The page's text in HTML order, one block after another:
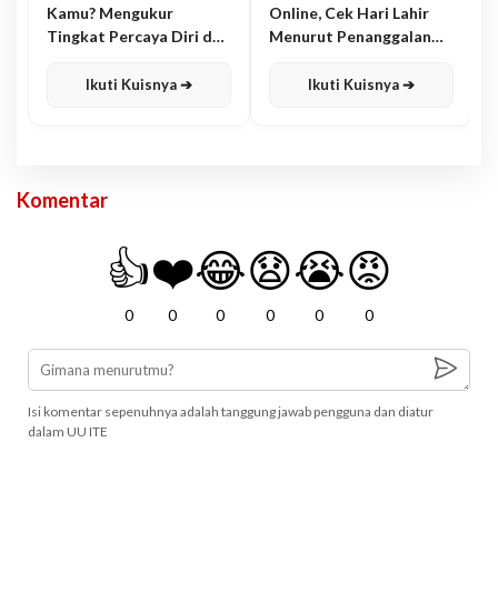
Kamu? Mengukur
Tingkat Percaya Diri dan
Ikuti Kuisnya ➔
Online, Cek Hari Lahir
Menurut Penanggalan
Ikuti Kuisnya ➔
Komentar
👍
0
❤️
0
😂
0
😧
0
😭
0
😡
0
Isi komentar sepenuhnya adalah tanggung jawab pengguna dan diatur
dalam UU ITE